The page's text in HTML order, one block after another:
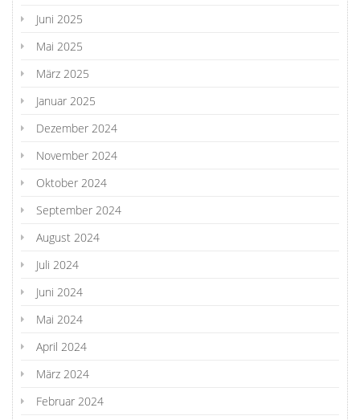
Juni 2025
Mai 2025
März 2025
Januar 2025
Dezember 2024
November 2024
Oktober 2024
September 2024
August 2024
Juli 2024
Juni 2024
Mai 2024
April 2024
März 2024
Februar 2024